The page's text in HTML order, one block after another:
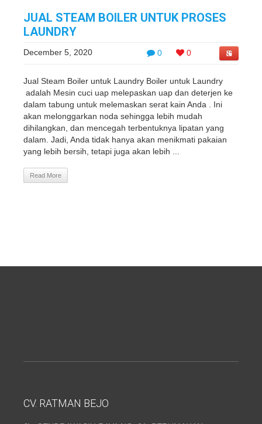
JUAL STEAM BOILER UNTUK PROSES
LAUNDRY
0 0
December 5, 2020
Jual Steam Boiler untuk Laundry Boiler untuk Laundry
adalah Mesin cuci uap melepaskan uap dan deterjen ke
dalam tabung untuk melemaskan serat kain Anda . Ini
akan melonggarkan noda sehingga lebih mudah
dihilangkan, dan mencegah terbentuknya lipatan yang
dalam. Jadi, Anda tidak hanya akan menikmati pakaian
yang lebih bersih, tetapi juga akan lebih ...
Read More
CV. RATMAN BEJO